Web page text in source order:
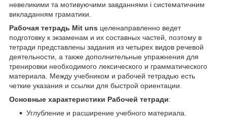
невеликими та мотивуючими завданнями і систематичним
викладанням граматики.
Рабочая тетрадь Mit uns целенаправленно ведет
подготовку к экзаменам и их составных частей, поэтому в
тетради представлены задания из четырех видов речевой
деятельности, а также дополнительные упражнения для
тренировки необходимого лексического и грамматического
материала. Между учебником и рабочей тетрадью есть
четкие указания и ссылки для быстрой ориентации.
Основные характеристики Рабочей тетради:
Углубление и расширение учебного материала.